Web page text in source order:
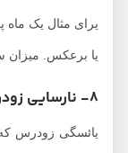
یرای مثال یک ماه
یا برعکس. میزان
یائسگی زودرس که به